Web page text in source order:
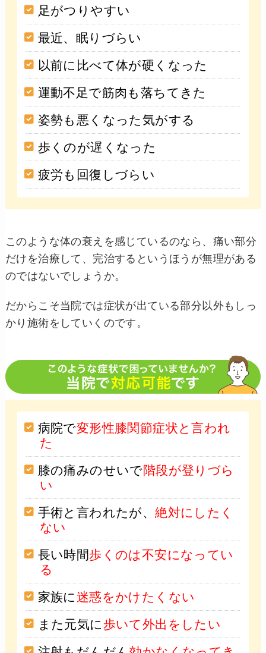
足がつりやすい
最近、眠りづらい
以前に比べて体が硬くなった
運動不足で筋肉も落ちてきた
姿勢も悪くなった気がする
歩くのが遅くなった
疲労も回復しづらい
このような体の衰えを感じているのなら、痛い部分
だけを治療して、完治するというほうが無理がある
のではないでしょうか。
だからこそ当院では症状が出ている部分以外もしっ
かり施術をしていくのです。
病院で変形性膝関節症状と言われ
た
膝の痛みのせいで階段が登りづら
い
手術と言われたが、絶対にしたく
ない
長い時間歩くのは不安になってい
る
家族に 迷惑をかけたくない
また元気に 歩いて外出をしたい